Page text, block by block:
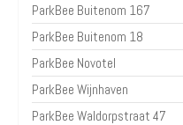
ParkBee Buitenom 167
ParkBee Buitenom 18
ParkBee Novotel
ParkBee Wijnhaven
ParkBee Waldorpstraat 47